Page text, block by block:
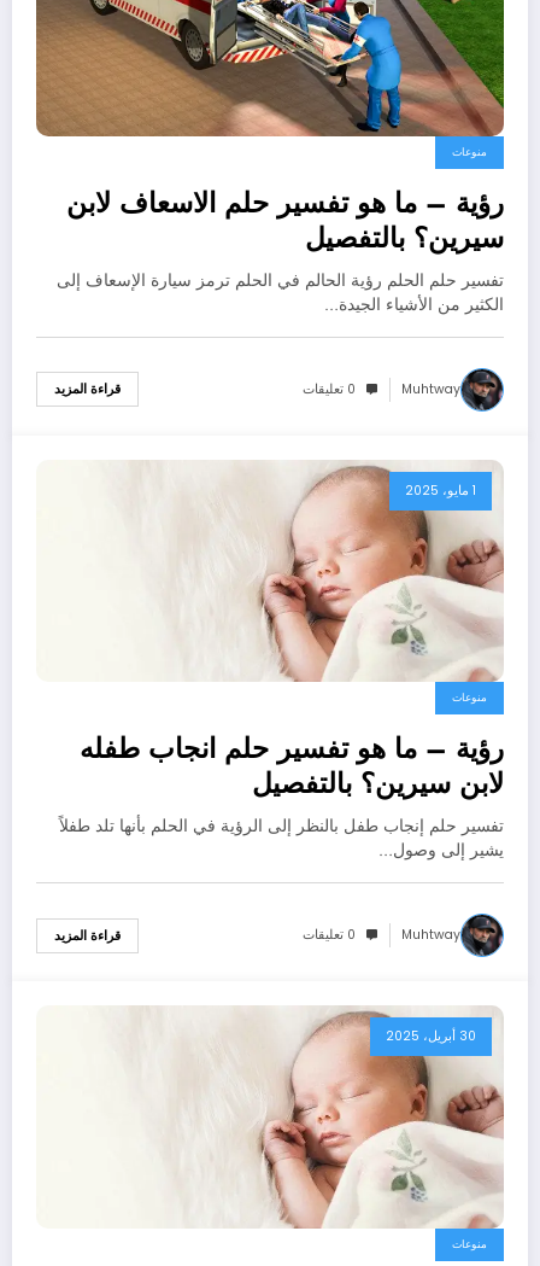
منوعات
رؤية – ما هو تفسير حلم الاسعاف لابن
سيرين؟ بالتفصيل
تفسير حلم الحلم رؤية الحالم في الحلم ترمز سيارة الإسعاف إلى
الكثير من الأشياء الجيدة…
Muhtway 0 تعليقات قراءة المزيد
1 مايو، 2025
منوعات
رؤية – ما هو تفسير حلم انجاب طفله
لابن سيرين؟ بالتفصيل
تفسير حلم إنجاب طفل بالنظر إلى الرؤية في الحلم بأنها تلد طفلاً
يشير إلى وصول…
Muhtway 0 تعليقات قراءة المزيد
30 أبريل، 2025
منوعات